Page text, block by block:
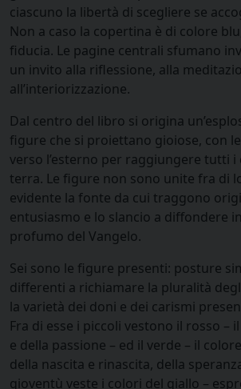
ciascuno la libertà di scegliere se
Non a caso la copertina è di colore
fiducia. Le pagine centrali sfumano
un invito alla riflessione, alla
all’interiorizzazione.
Dal centro del libro si origina
figure che si proiettano gioiose, con
verso l’esterno per raggiungere tutti i
terra. Le figure non sono unite fra di
evidente la fonte da cui traggono
entusiasmo e lo slancio a diffondere
profumo del Vangelo.
Sei sono le figure presenti: posture
differenti a richiamare la pluralità
la varietà dei doni e dei carismi
Fra di esse i piccoli vestono il rosso –
e della passione – ed il verde – il
della nascita e rinascita, della
gioventù veste i colori del giallo –